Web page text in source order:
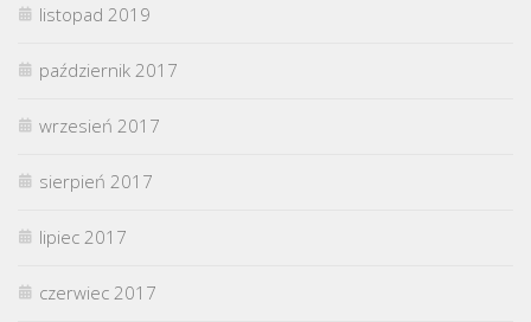
listopad 2019
październik 2017
wrzesień 2017
sierpień 2017
lipiec 2017
czerwiec 2017